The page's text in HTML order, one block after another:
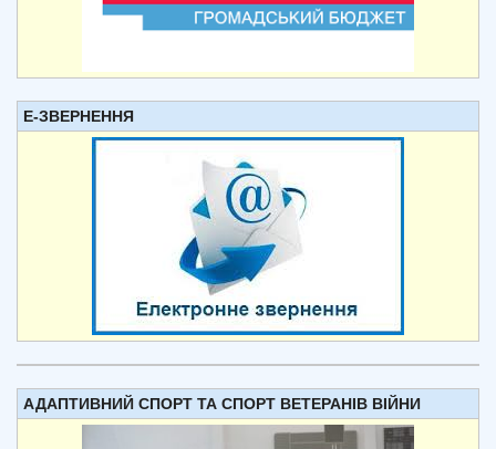
Е-ЗВЕРНЕННЯ
АДАПТИВНИЙ СПОРТ ТА СПОРТ ВЕТЕРАНІВ ВІЙНИ